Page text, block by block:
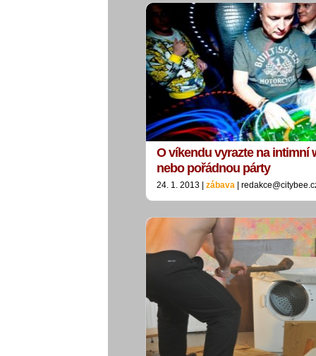
O víkendu vyrazte na intimní
nebo pořádnou párty
24. 1. 2013 | zábava |